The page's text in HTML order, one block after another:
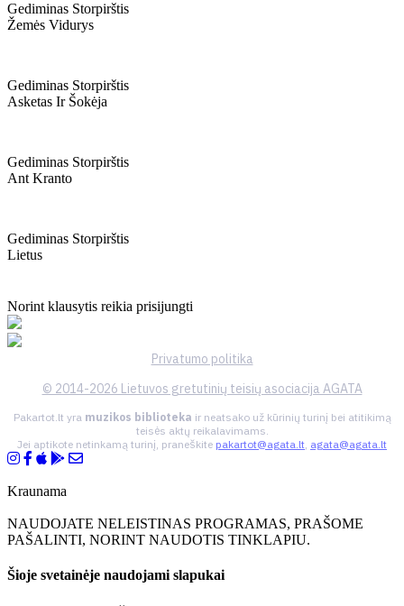
Gediminas Storpirštis
Žemės Vidurys
Gediminas Storpirštis
Asketas Ir Šokėja
Gediminas Storpirštis
Ant Kranto
Gediminas Storpirštis
Lietus
Norint klausytis reikia prisijungti
Privatumo politika
© 2014-2026 Lietuvos gretutinių teisių asociacija AGATA
Pakartot.lt yra muzikos biblioteka ir neatsako už kūrinių turinį bei atitikimą
teisės aktų reikalavimams.
Jei aptikote netinkamą turinį, praneškite pakartot@agata.lt, agata@agata.lt
Kraunama
NAUDOJATE NELEISTINAS PROGRAMAS, PRAŠOME
PAŠALINTI, NORINT NAUDOTIS TINKLAPIU.
Šioje svetainėje naudojami slapukai